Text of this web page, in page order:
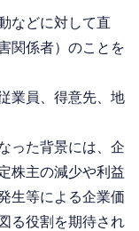
などに対して直
関係者）のことを
業員、得意先、地
った背景には、企
株主の減少や利益
生等による企業価
る役割を期待され